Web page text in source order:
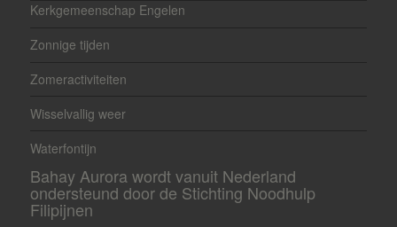
Kerkgemeenschap Engelen
Zonnige tijden
Zomeractiviteiten
Wisselvallig weer
Waterfontijn
Bahay Aurora wordt vanuit Nederland
ondersteund door de Stichting Noodhulp
Filipijnen